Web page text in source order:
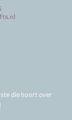
die hoort over